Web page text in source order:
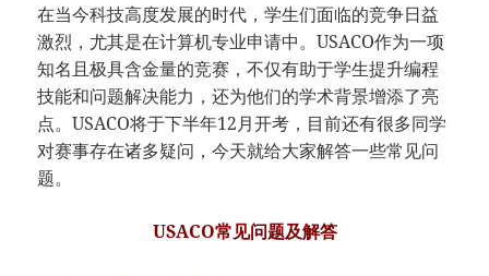
在当今科技高度发展的时代，学生们面临的竞争日益
激烈，尤其是在计算机专业申请中。USACO作为一项
知名且极具含金量的竞赛，不仅有助于学生提升编程
技能和问题解决能力，还为他们的学术背景增添了亮
点。USACO将于下半年12月开考，目前还有很多同学
对赛事存在诸多疑问，今天就给大家解答一些常见问
题。
USACO常见问题及解答